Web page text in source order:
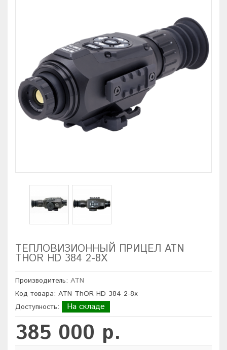
ТЕПЛОВИЗИОННЫЙ ПРИЦЕЛ ATN
THOR HD 384 2-8X
Производитель: ATN
Код товара: ATN ThOR HD 384 2-8x
Доступность:
На складе
385 000 р.